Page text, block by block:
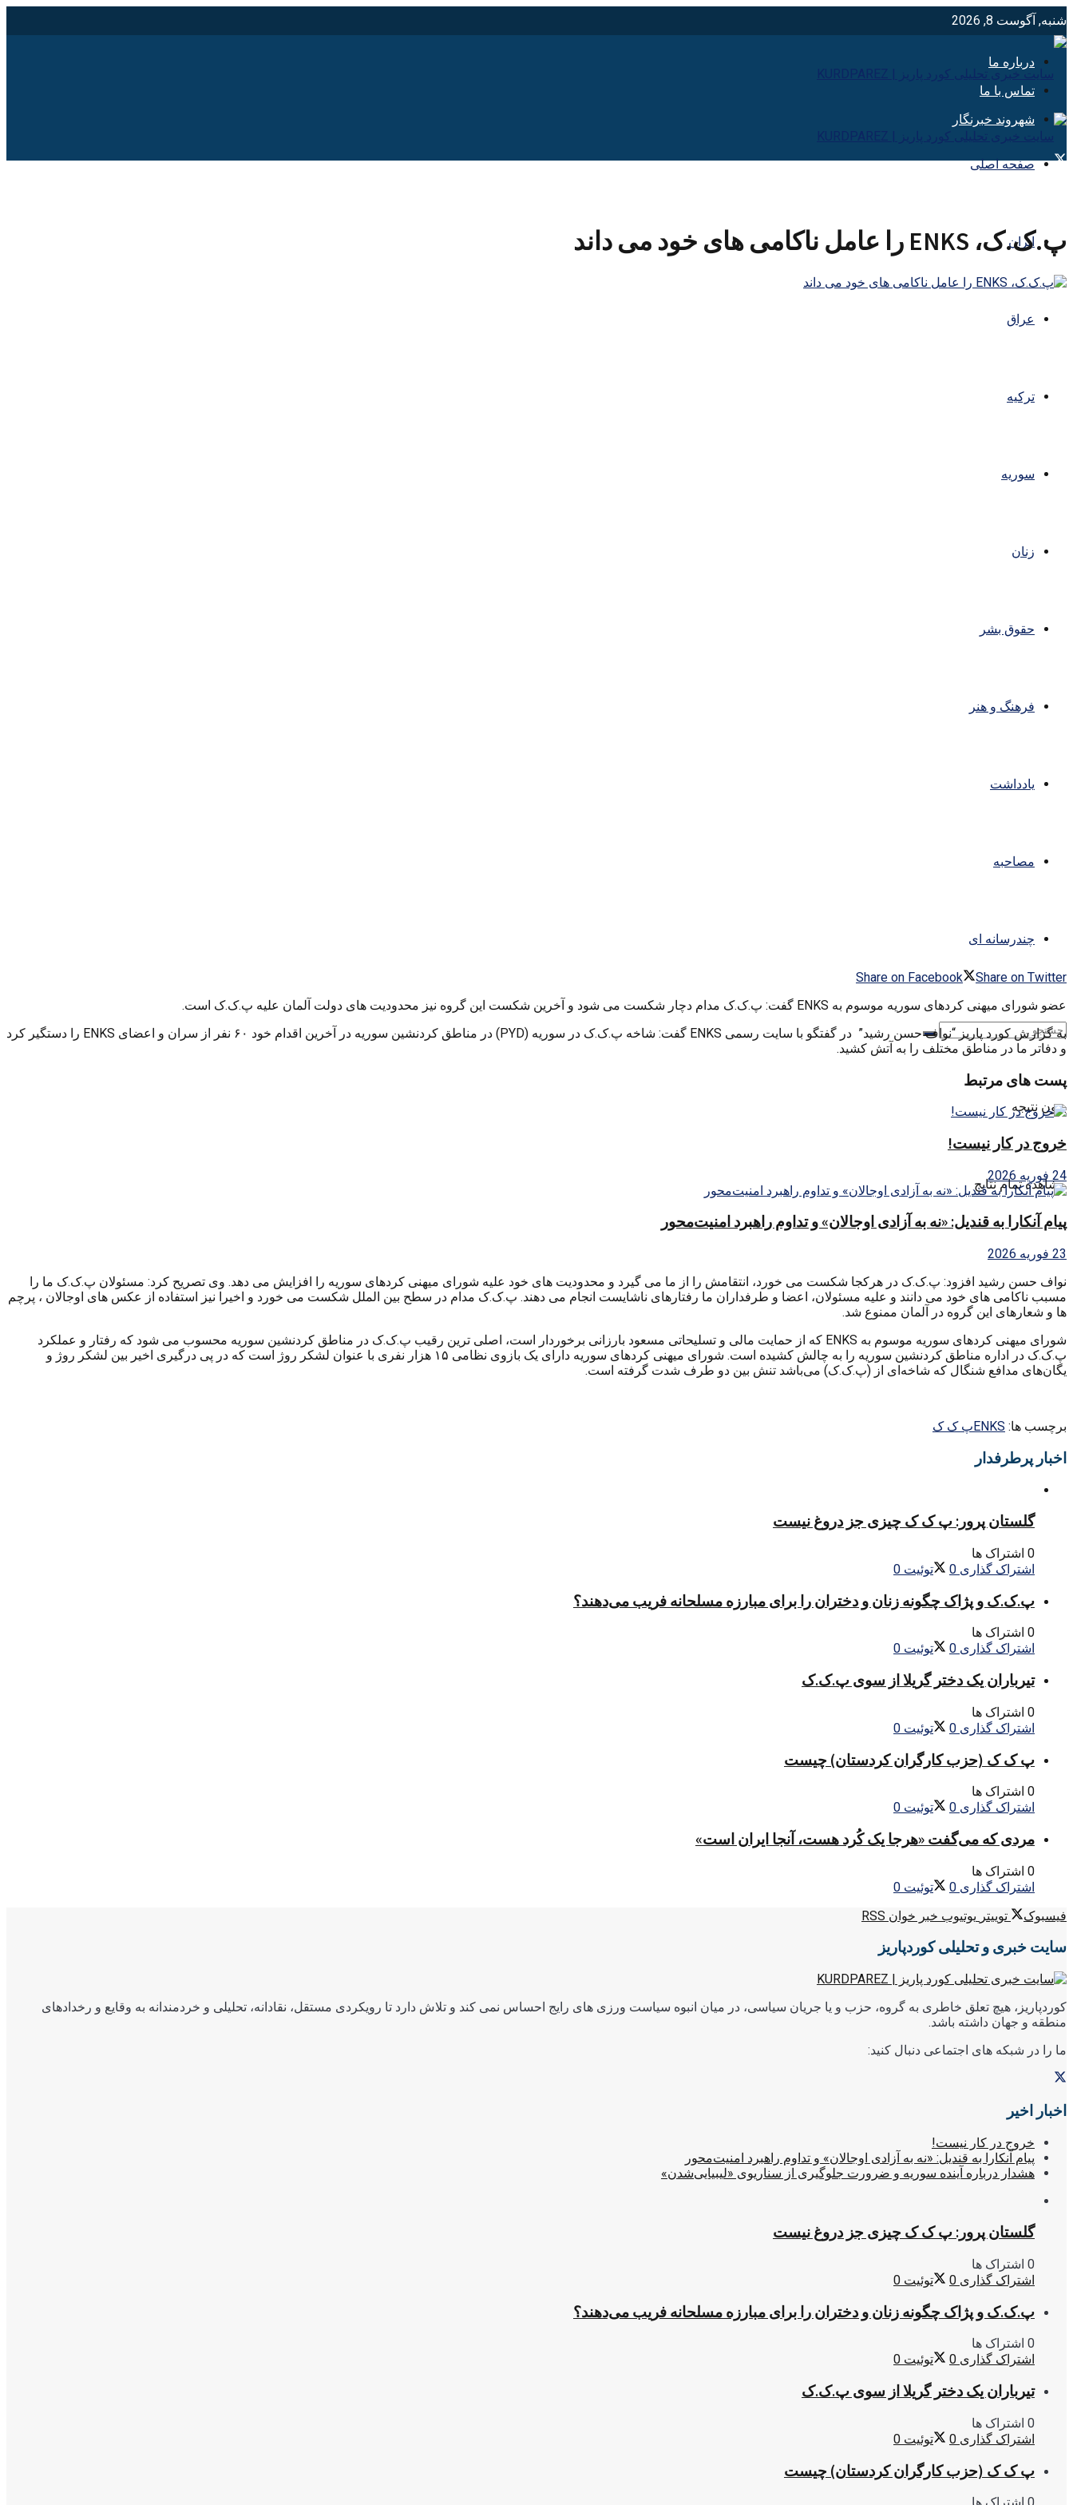
شنبه, آگوست 8, 2026
درباره ما
تماس با ما
شهروند خبرنگار
صفحه اصلی
ایران
عراق
ترکیه
سوریه
زنان
حقوق بشر
فرهنگ و هنر
یادداشت
مصاحبه
چندرسانه ای
بدون نتیجه
مشاهده تمام نتایج
پ.ک.ک، ENKS را عامل ناکامی های خود می داند
Share on Facebook
Share on Twitter
عضو شورای میهنی کردهای سوریه موسوم به ENKS گفت: پ.ک.ک مدام دچار شکست می شود و آخرین شکست این گروه نیز محدودیت های دولت آلمان علیه پ.ک.ک است.
به گزارش کورد پاریز “نواف حسن رشید” در گفتگو با سایت رسمی ENKS گفت: شاخه پ.ک.ک در سوریه (PYD) در مناطق کردنشین سوریه در آخرین اقدام خود ۶۰ نفر از سران و اعضای ENKS را دستگیر کرد
و دفاتر ما در مناطق مختلف را به آتش کشید.
پست های مرتبط
خروج در کار نیست!
24 فوریه 2026
پیام آنکارا به قندیل: «نه به آزادی اوجالان» و تداوم راهبرد امنیت‌محور
23 فوریه 2026
نواف حسن رشید افزود: پ.ک.ک در هرکجا شکست می خورد، انتقامش را از ما می گیرد و محدودیت های خود علیه شورای میهنی کردهای سوریه را افزایش می دهد. وی تصریح کرد: مسئولان پ.ک.ک ما را
مسبب ناکامی های خود می دانند و علیه مسئولان، اعضا و طرفداران ما رفتارهای ناشایست انجام می دهند. پ.ک.ک مدام در سطح بین الملل شکست می خورد و اخیرا نیز استفاده از عکس های اوجالان ، پرچم
ها و شعارهای این گروه در آلمان ممنوع شد.
شورای میهنی کردهای سوریه موسوم به ENKS که از حمایت مالی و تسلیحاتی مسعود بارزانی برخوردار است، اصلی ترین رقیب پ.ک.ک در مناطق کردنشین سوریه محسوب می شود که رفتار و عملکرد
پ.ک.ک در اداره مناطق کردنشین سوریه را به چالش کشیده است. شورای میهنی کردهای سوریه دارای یک بازوی نظامی ۱۵ هزار نفری با عنوان لشکر روژ است که در پی درگیری اخیر بین لشکر روژ و
یگان‌های مدافع شنگال کە شاخەای از (پ.ک.ک) می‌باشد تنش بین دو طرف شدت گرفته است.
برچسب ها: ENKSپ ک ک
اخبار پرطرفدار
گلستان پرور: پ ک ک چیزی جز دروغ نیست
0 اشتراک ها
اشتراک گذاری 0 توئیت 0
پ.ک.ک و پژاک چگونه زنان و دختران را برای مبارزه مسلحانه فریب می‌دهند؟
0 اشتراک ها
اشتراک گذاری 0 توئیت 0
تیرباران یک دختر گریلا از سوی پ.ک.ک
0 اشتراک ها
اشتراک گذاری 0 توئیت 0
پ ک ک (حزب کارگران کردستان) چیست
0 اشتراک ها
اشتراک گذاری 0 توئیت 0
مردی که می‌گفت «هرجا یک کُرد هست، آنجا ایران است»
0 اشتراک ها
اشتراک گذاری 0 توئیت 0
فیسبوک
توییتر یوتیوب خبر خوان RSS
سایت خبری و تحلیلی کوردپاریز
کوردپاریز، هیچ تعلق خاطری به گروه، حزب و یا جریان سیاسی، در میان انبوه سیاست ورزی های رایج احساس نمی کند و تلاش دارد تا رویکردی مستقل، نقادانه، تحلیلی و خردمندانه به وقایع و رخدادهای
منطقه و جهان داشته باشد.
ما را در شبکه های اجتماعی دنبال کنید:
اخبار اخیر
خروج در کار نیست!
پیام آنکارا به قندیل: «نه به آزادی اوجالان» و تداوم راهبرد امنیت‌محور
هشدار درباره آینده سوریه و ضرورت جلوگیری از سناریوی «لیبیایی‌شدن»
گلستان پرور: پ ک ک چیزی جز دروغ نیست
0 اشتراک ها
اشتراک گذاری 0 توئیت 0
پ.ک.ک و پژاک چگونه زنان و دختران را برای مبارزه مسلحانه فریب می‌دهند؟
0 اشتراک ها
اشتراک گذاری 0 توئیت 0
تیرباران یک دختر گریلا از سوی پ.ک.ک
0 اشتراک ها
اشتراک گذاری 0 توئیت 0
پ ک ک (حزب کارگران کردستان) چیست